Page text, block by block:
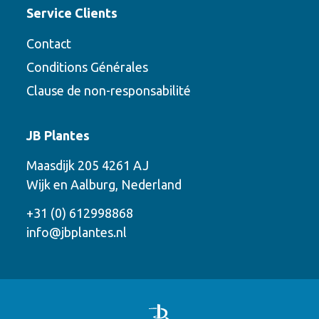
options suivantes
Service Clients
Contact
Conditions Générales
Clause de non-responsabilité
JB Plantes
Maasdijk 205 4261 AJ
Wijk en Aalburg, Nederland
+31 (0) 612998868
info@jbplantes.nl